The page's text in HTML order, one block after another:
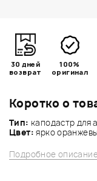
Коротко о
Тип: каподастр для
Цвет: ярко
Подробное
30 дней
возврат
100%
оригинал